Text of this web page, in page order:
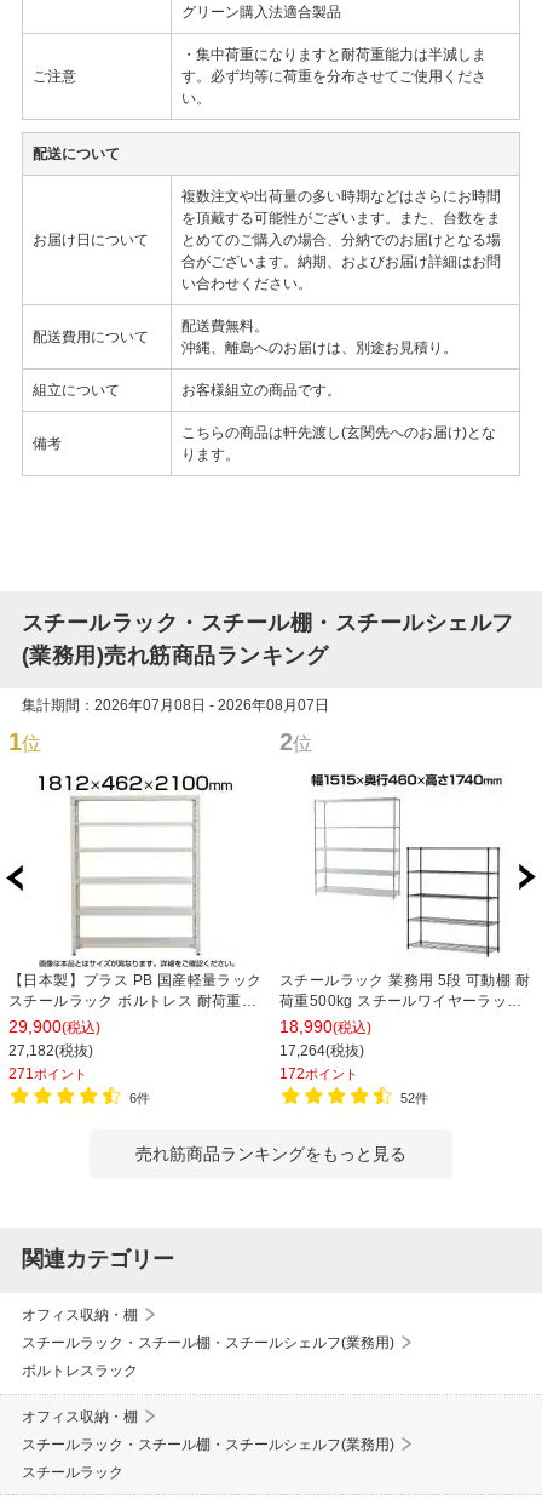
グリーン購入法適合製品
ご注意
・集中荷重になりますと耐荷重能力は半減しま
す。必ず均等に荷重を分布させてご使用くださ
い。
配送について
お届け日について
複数注文や出荷量の多い時期などはさらにお時間
を頂戴する可能性がございます。また、台数をま
とめてのご購入の場合、分納でのお届けとなる場
合がございます。納期、およびお届け詳細はお問
い合わせください。
配送費用について
配送費無料。
沖縄、離島へのお届けは、別途お見積り。
組立について お客様組立の商品です。
備考
こちらの商品は軒先渡し(玄関先へのお届け)とな
ります。
スチールラック・スチール棚・スチールシェルフ
(業務用)売れ筋商品ランキング
集計期間：2026年07月08日 - 2026年08月07日
1位
【日本製】プラス PB 国産軽量ラック
スチールラック ボルトレス 耐荷重
150kg/段 天地6段 幅1812×奥行462×
高さ2100mm スチール棚 スチールシ
ェルフ 収納棚 オープンラック 収納ラ
ック
29,900(税込)
27,182(税抜)
271ポイント
6件
2位
スチールラック 業務用 5段 可動棚 耐
荷重500kg スチールワイヤーラック
シェルゴ 幅1515×奥行460×高さ
1740mm
18,990(税込)
17,264(税抜)
172ポイント
52件
売れ筋商品ランキングをもっと見る
関連カテゴリー
オフィス収納・棚
スチールラック・スチール棚・スチールシェルフ(業務用)
ボルトレスラック
オフィス収納・棚
スチールラック・スチール棚・スチールシェルフ(業務用)
スチールラック